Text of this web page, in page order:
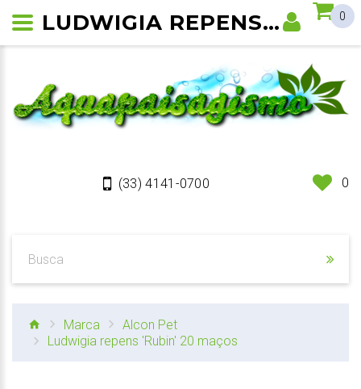
(33) 4141-0700 0
0
Marca
Alcon Pet
Ludwigia repens 'Rubin' 20 maços
LUDWIGIA REPENS 'RUBIN'